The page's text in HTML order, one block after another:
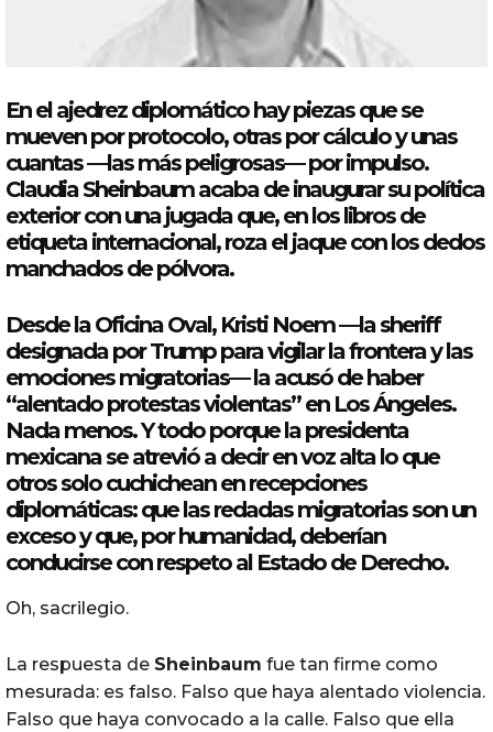
En el ajedrez diplomático hay piezas que se
mueven por protocolo, otras por cálculo y unas
cuantas —las más peligrosas— por impulso.
ClaudiaSheinbaumacaba de inaugurar su política
exterior con una jugada que, en los libros de
etiqueta internacional, roza el jaque con los dedos
manchados de pólvora.
Desde la Oficina Oval, Kristi Noem —la sheriff
designada por Trump para vigilar la frontera y las
emociones migratorias— la acusó de haber
“alentado protestas violentas” en Los Ángeles.
Nada menos. Y todo porque la presidenta
mexicana se atrevió a decir en voz alta lo que
otros solo cuchichean en recepciones
diplomáticas: que las redadas migratorias son un
exceso y que, por humanidad, deberían
conducirse con respeto al Estado de Derecho.
Oh, sacrilegio.
La respuesta de Sheinbaum fue tan firme como
mesurada: es falso. Falso que haya alentado violencia.
Falso que haya convocado a la calle. Falso que ella